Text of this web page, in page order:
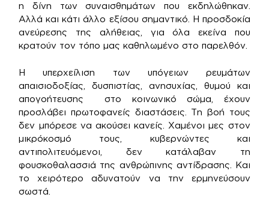
η δίνη των συναισθημάτων που εκδηλώθηκαν.
Αλλά και κάτι άλλο εξίσου σημαντικό. Η προσδοκία
ανεύρεσης της αλήθειας, για όλα εκείνα που
κρατούν τον τόπο μας καθηλωμένο στο παρελθόν.
Η υπερχείλιση των υπόγειων ρευμάτων
απαισιοδοξίας, δυσπιστίας, ανησυχίας, θυμού και
απογοήτευσης στο κοινωνικό σώμα, έχουν
προσλάβει πρωτοφανείς διαστάσεις. Τη βοή τους
δεν μπόρεσε να ακούσει κανείς. Χαμένοι μες στον
μικρόκοσμό τους, κυβερνώντες και
αντιπολιτευόμενοι, δεν κατάλαβαν τη
φουσκοθαλασσιά της ανθρώπινης αντίδρασης. Και
το χειρότερο αδυνατούν να την ερμηνεύσουν
σωστά.